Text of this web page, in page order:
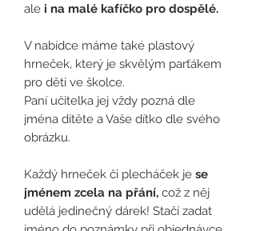
ale i na malé kafíčko pro dospělé.
V nabídce máme také plastový
hrneček, který je skvělým parťákem
pro děti ve školce.
Paní učitelka jej vždy pozná dle
jména dítěte a Vaše dítko dle svého
obrázku.
Každý hrneček či plecháček je se
jménem zcela na přání, což z něj
udělá jedinečný dárek! Stačí zadat